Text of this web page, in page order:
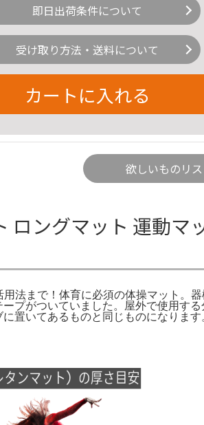
即日出荷条件について
受け取り方法・送料について
カートに入れる
欲しいものリ
ングマット 運動マ
法まで！体育に必須の体操マット。器
プがついていました。屋外で使用する
置いてあるものと同じものになります